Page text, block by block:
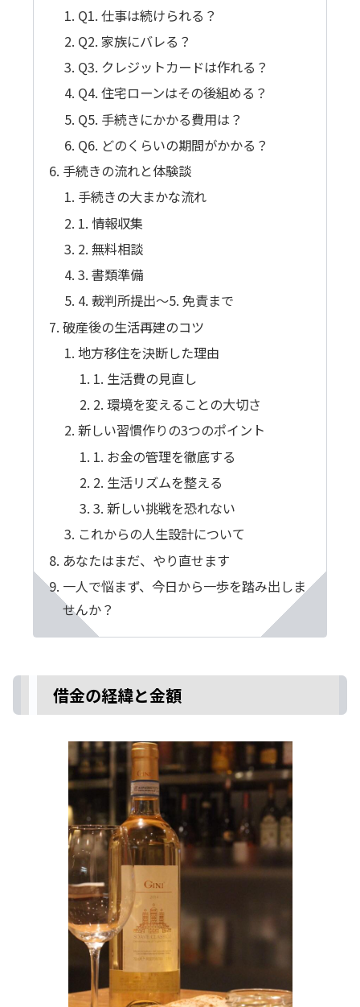
Q1. 仕事は続けられる？
Q2. 家族にバレる？
Q3. クレジットカードは作れる？
Q4. 住宅ローンはその後組める？
Q5. 手続きにかかる費用は？
Q6. どのくらいの期間がかかる？
手続きの流れと体験談
手続きの大まかな流れ
1. 情報収集
2. 無料相談
3. 書類準備
4. 裁判所提出～5. 免責まで
破産後の生活再建のコツ
地方移住を決断した理由
1. 生活費の見直し
2. 環境を変えることの大切さ
新しい習慣作りの3つのポイント
1. お金の管理を徹底する
2. 生活リズムを整える
3. 新しい挑戦を恐れない
これからの人生設計について
あなたはまだ、やり直せます
一人で悩まず、今日から一歩を踏み出しま
せんか？
借金の経緯と金額